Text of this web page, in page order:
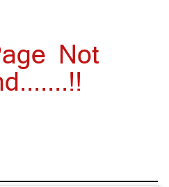
Not